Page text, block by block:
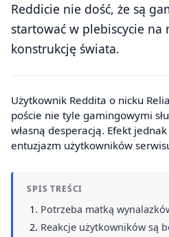
Reddicie nie dość, że są
startować w plebiscycie na
konstrukcję świata.
Użytkownik Reddita o nicku Reliable_Lizard pochwalił się w
poście nie tyle gamingowymi
własną desperacją. Efekt
entuzjazm użytkowników
SPIS TREŚCI
Potrzeba matką
Reakcje użytkowników są